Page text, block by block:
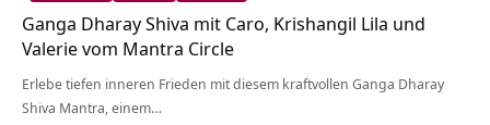
Ganga Dharay Shiva mit Caro, Krishangil Lila und
Valerie vom Mantra Circle
Erlebe tiefen inneren Frieden mit diesem kraftvollen Ganga Dharay
Shiva Mantra, einem…